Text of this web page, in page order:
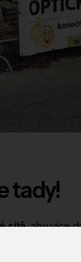
tady!
sítě, aby více